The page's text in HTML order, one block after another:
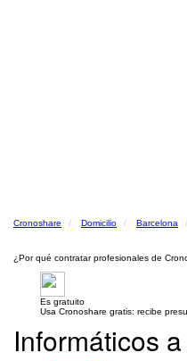
Cronoshare Domicilio Barcelona
¿Por qué contratar profesionales de
Es gratuito
Usa Cronoshare gratis: recibe
Informáticos